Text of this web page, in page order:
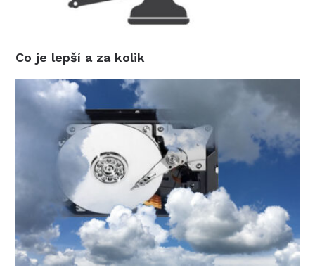
Co je lepší a za kolik